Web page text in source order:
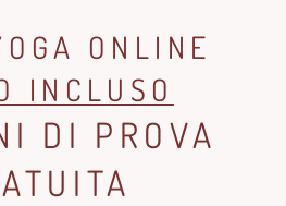
ONLINE
INCLUSO
DI PROVA